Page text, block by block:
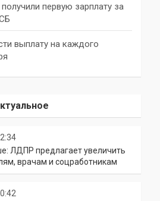
первую зарплату за
выплату на каждого
ЛДПР предлагает увеличить
врачам и соцработникам